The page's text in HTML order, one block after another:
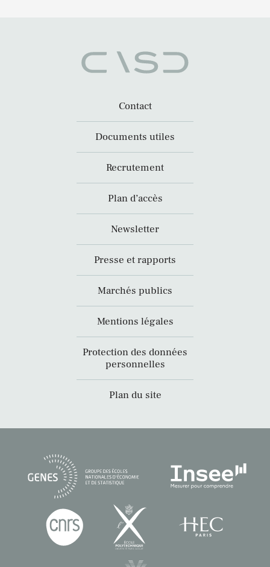
Contact
Documents utiles
Recrutement
Plan d’accès
Newsletter
Presse et rapports
Marchés publics
Mentions légales
Protection des données
personnelles
Plan du site